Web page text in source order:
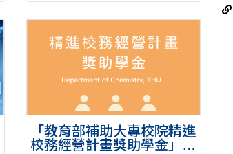
「教育部補助大專校院精進
校務經營計畫獎助學金」申